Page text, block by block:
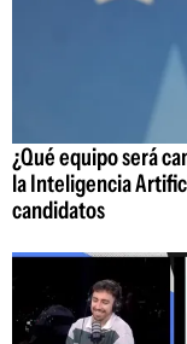
¿Qué equipo será
la Inteligencia
candidatos